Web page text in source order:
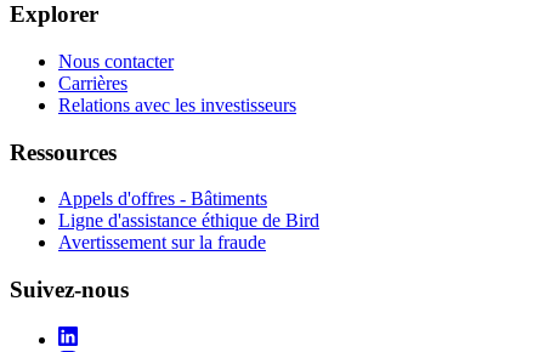
Explorer
Nous contacter
Carrières
Relations avec les investisseurs
Ressources
Appels d'offres - Bâtiments
Ligne d'assistance éthique de Bird
Avertissement sur la fraude
Suivez-nous